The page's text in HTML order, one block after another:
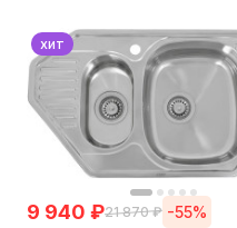
хит
9 940 ₽21 870 ₽ -55%